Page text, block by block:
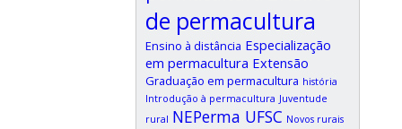
de permacultura
Ensino à distância Especialização
em permacultura Extensão
Graduação em permacultura história
Introdução à permacultura Juventude
rural NEPerma UFSC Novos rurais